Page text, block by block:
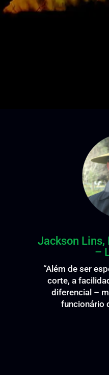
Jackson Lins,
–
“Além de ser
corte, a
diferencial –
funcionário